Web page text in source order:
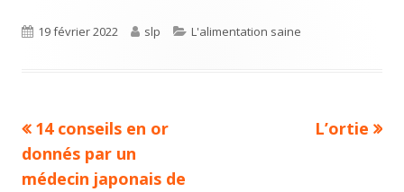
Published
19 février 2022 Author
slp Categories
L'alimentation saine
Navigation
de
Previous
article:
14 conseils en or
donnés par un
médecin japonais de
Next
L’ortie